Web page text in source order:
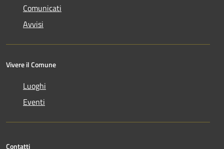
Comunicati
Avvisi
Vivere il Comune
Luoghi
Eventi
Contatti